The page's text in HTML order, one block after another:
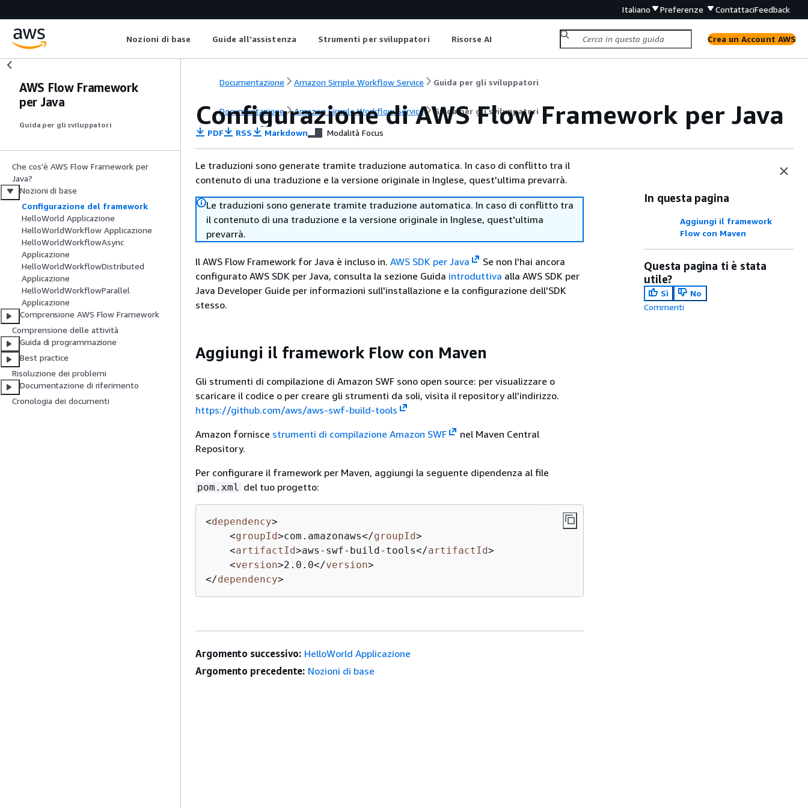
Italiano Preferenze ContattaciFeedback
Nozioni di base Guide all'assistenza Strumenti per sviluppatori Risorse AI Crea un Account AWS
AWS Flow Framework
per Java
Guida per gli sviluppatori
Che cos'è AWS Flow Framework per
Java?
Nozioni di base
Configurazione del framework
HelloWorld Applicazione
HelloWorldWorkflow Applicazione
HelloWorldWorkflowAsync
Applicazione
HelloWorldWorkflowDistributed
Applicazione
HelloWorldWorkflowParallel
Applicazione
Comprensione AWS Flow Framework
Comprensione delle attività
Guida di programmazione
Best practice
Risoluzione dei problemi
Documentazione di riferimento
Cronologia dei documenti
Documentazione Amazon Simple Workflow Service Guida per gli sviluppatori
Documentazione Amazon Simple Workflow Service Guida per gli sviluppatori
Configurazione di AWS Flow Framework per Java
PDF RSS Markdown Modalità Focus
Le traduzioni sono generate tramite traduzione automatica. In caso di conflitto tra il
contenuto di una traduzione e la versione originale in Inglese, quest'ultima prevarrà.
Le traduzioni sono generate tramite traduzione automatica. In caso di conflitto tra
il contenuto di una traduzione e la versione originale in Inglese, quest'ultima
prevarrà.
Il AWS Flow Framework for Java è incluso in. AWS SDK per Java
Se non l'hai ancora
configurato AWS SDK per Java, consulta la sezione Guida introduttiva alla AWS SDK per
Java Developer Guide per informazioni sull'installazione e la configurazione dell'SDK
stesso.
Aggiungi il framework Flow con Maven
Gli strumenti di compilazione di Amazon SWF sono open source: per visualizzare o
scaricare il codice o per creare gli strumenti da soli, visita il repository all'indirizzo.
https://github.com/aws/aws-swf-build-tools
Amazon fornisce strumenti di compilazione Amazon SWF
nel Maven Central
Repository.
Per configurare il framework per Maven, aggiungi la seguente dipendenza al file
pom.xml del tuo progetto:
<dependency>
<groupId>com.amazonaws</groupId>
<artifactId>aws-swf-build-tools</artifactId>
<version>2.0.0</version>
</dependency>
In questa pagina
Aggiungi il framework
Flow con Maven
Questa pagina ti è stata
utile?
Sì
No
Commenti
Argomento successivo: HelloWorld Applicazione
Argomento precedente: Nozioni di base